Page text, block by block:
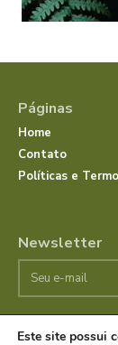
Páginas
Home
Contato
Políticas e
Newsletter
Este site possui